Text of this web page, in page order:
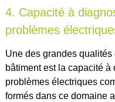
4. Capacité à
problèmes
Une des grandes qualités
bâtiment est la capacité
problèmes électriques
formés dans ce domaine